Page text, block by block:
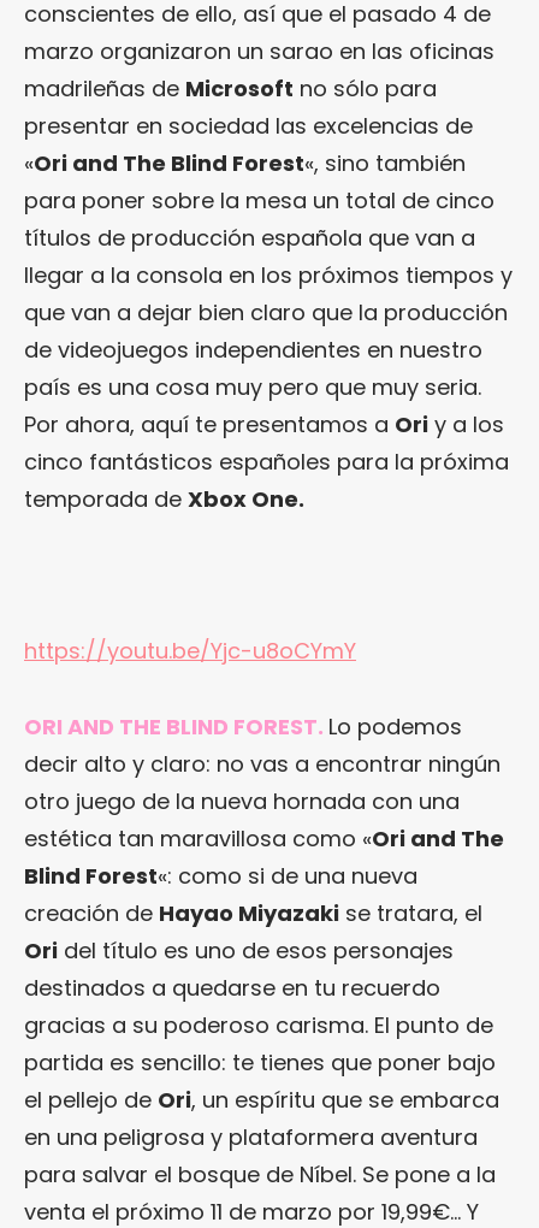
conscientes de ello, así que el pasado 4 de
marzo organizaron un sarao en las oficinas
madrileñas de Microsoft no sólo para
presentar en sociedad las excelencias de
«Ori and The Blind Forest«, sino también
para poner sobre la mesa un total de cinco
títulos de producción española que van a
llegar a la consola en los próximos tiempos y
que van a dejar bien claro que la producción
de videojuegos independientes en nuestro
país es una cosa muy pero que muy seria.
Por ahora, aquí te presentamos a Ori y a los
cinco fantásticos españoles para la próxima
temporada de Xbox One.
https://youtu.be/Yjc-u8oCYmY
ORI AND THE BLIND FOREST. Lo podemos
decir alto y claro: no vas a encontrar ningún
otro juego de la nueva hornada con una
estética tan maravillosa como «Ori and The
Blind Forest«: como si de una nueva
creación de Hayao Miyazaki se tratara, el
Ori del título es uno de esos personajes
destinados a quedarse en tu recuerdo
gracias a su poderoso carisma. El punto de
partida es sencillo: te tienes que poner bajo
el pellejo de Ori, un espíritu que se embarca
en una peligrosa y plataformera aventura
para salvar el bosque de Níbel. Se pone a la
venta el próximo 11 de marzo por 19,99€… Y